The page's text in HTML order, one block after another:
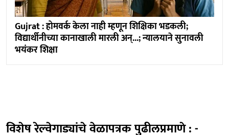
Gujrat : होमवर्क केला नाही म्हणून शिक्षिका भडकली;
विद्यार्थीनीच्या कानाखाली मारली अन्...; न्यालयाने सुनावली
भयंकर शिक्षा
विशेष रेल्वेगाड्यांचे वेळापत्रक पुढीलप्रमाणे : -